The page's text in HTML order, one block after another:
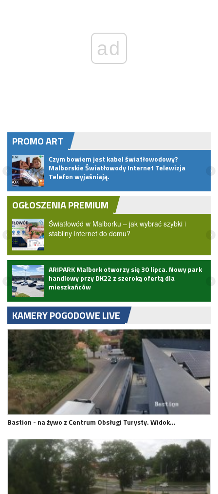
ad
PROMO ART
Czym bowiem jest kabel światłowodowy?
Malborskie Światłowody Internet Telewizja
Telefon wyjaśniają.
OGŁOSZENIA PREMIUM
Światłowód w Malborku – jak wybrać szybki i
stabilny internet do domu?
ARIPARK Malbork otworzy się 30 lipca. Nowy park
handlowy przy DK22 z szeroką ofertą dla
mieszkańców
KAMERY POGODOWE LIVE
Bastion - na żywo z Centrum Obsługi Turysty. Widok…